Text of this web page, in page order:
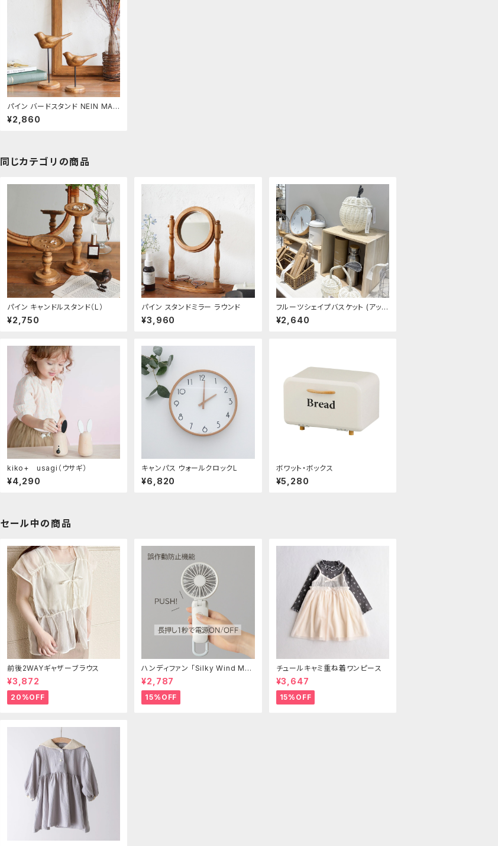
パイン バードスタンド NEIN MAR
KE / L
¥2,860
同じカテゴリの商品
パイン キャンドルスタンド（L）
¥2,750
パイン スタンドミラー ラウンド
¥3,960
フルーツシェイプバスケット (アップ
ル)
¥2,640
kiko+ usagi（ウサギ）
¥4,290
キャンパス ウォールクロックL
¥6,820
ボワット・ボックス
¥5,280
セール中の商品
前後2WAYギャザーブラウス
¥3,872
20%OFF
ハンディファン 「Silky Wind Mo
bile 3.2」
¥2,787
15%OFF
チュールキャミ重ね着ワンピース
¥3,647
15%OFF